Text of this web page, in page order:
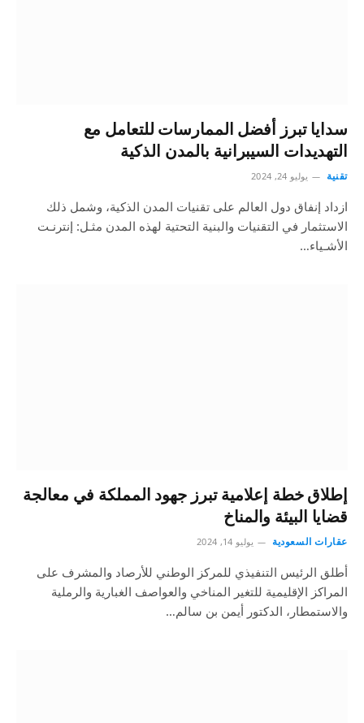
سدايا تبرز أفضل الممارسات للتعامل مع
التهديدات السيبرانية بالمدن الذكية
تقنية يوليو 24, 2024
ازداد إنفاق دول العالم على تقنيات المدن الذكية، وشمل ذلك
الاستثمار في التقنيات والبنية التحتية لهذه المدن مثـل: إنترنـت
الأشـياء…
إطلاق خطة إعلامية تبرز جهود المملكة في معالجة
قضايا البيئة والمناخ
عقارات السعودية يوليو 14, 2024
أطلق الرئيس التنفيذي للمركز الوطني للأرصاد والمشرف على
المراكز الإقليمية للتغير المناخي والعواصف الغبارية والرملية
والاستمطار، الدكتور أيمن بن سالم…